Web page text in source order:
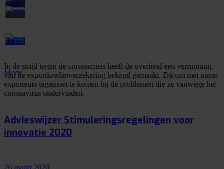
In de strijd tegen de coronacrisis heeft de overheid een verruiming
van de exportkredietverzekering bekend gemaakt. Dit om met name
exporteurs tegemoet te komen bij de problemen die ze vanwege het
coronavirus ondervinden.
Meer
Advieswijzer Stimuleringsregelingen voor
innovatie 2020